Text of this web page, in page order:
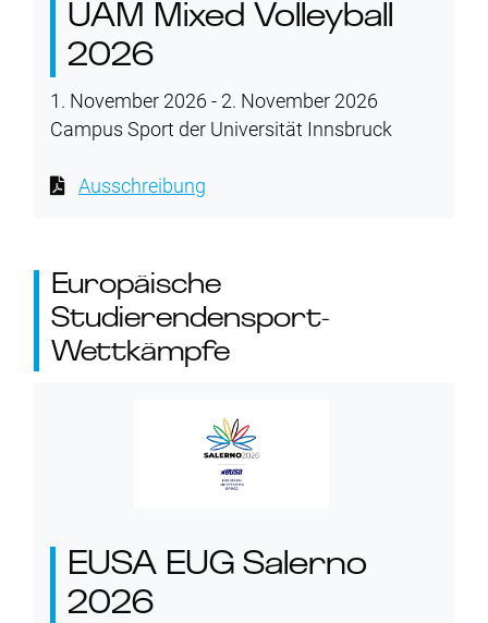
UAM Mixed Volleyball
2026
1. November 2026 - 2. November 2026
Campus Sport der Universität Innsbruck
Ausschreibung
Europäische
Studierendensport-
Wettkämpfe
EUSA EUG Salerno
2026